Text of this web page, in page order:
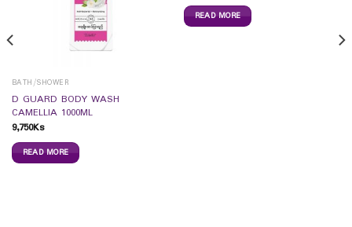
BATH/SHOWER
D GUARD BODY WASH
CAMELLIA 1000ML
9,750Ks
READ MORE
READ MORE